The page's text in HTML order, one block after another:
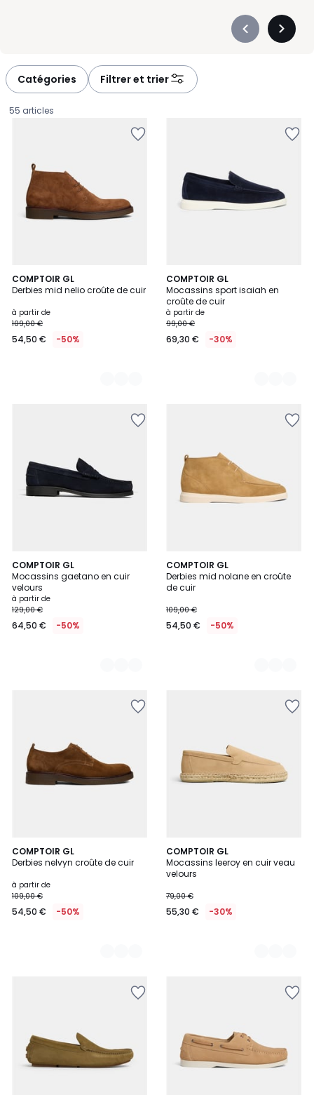
Précédent
Catégories Filtrer et trier
55 articles
COMPTOIR GL
Derbies mid nelio croûte de cuir
Prix
à
partir
50%
réduction
à partir de
109,00 €
54,50 € -50%
2
Couleurs
COMPTOIR GL
Mocassins sport isaiah en
croûte de cuir
à partir de
99,00 €
69,30 € -30%
4
Couleurs
COMPTOIR GL
Mocassins gaetano en cuir
velours
à partir de
129,00 €
64,50 € -50%
2
Couleurs
COMPTOIR GL
Derbies mid nolane en croûte
de cuir
109,00 €
54,50 € -50%
2
Couleurs
COMPTOIR GL
Derbies nelvyn croûte de cuir
à partir de
109,00 €
54,50 € -50%
2
Couleurs
COMPTOIR GL
Mocassins leeroy en cuir veau
velours
79,00 €
55,30 € -30%
2
Couleurs